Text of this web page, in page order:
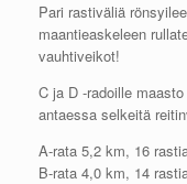
Pari rastiväliä
maantieaskeleen
vauhtiveikot!
C ja D -radoille
antaessa selkeitä
A-rata 5,2 km, 16
B-rata 4,0 km, 14